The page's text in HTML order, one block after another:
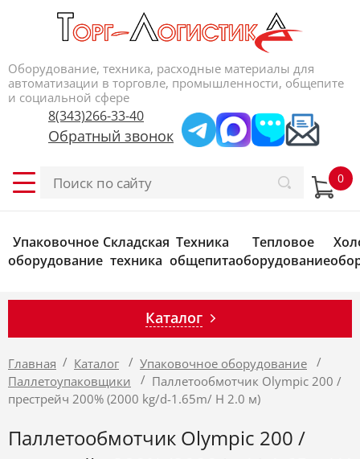
Оборудование, техника, расходные материалы для
автоматизации в торговле, промышленности, общепите
и социальной сфере
8(343)266-33-40
Обратный звонок
Упаковочное
оборудование
Складская
техника
Техника
общепита
Тепловое
оборудование
Каталог
Главная / Каталог / Упаковочное оборудование /
Паллетоупаковщики
/ Паллетообмотчик Olympic 200 /
престрейч 200% (2000 kg/d-1.65m/ H 2.0 м)
Паллетообмотчик Olympic 200 /